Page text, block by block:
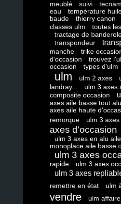
meublé suivi
eau
température
baude
thierry canon
classes ulm
toutes
tractage de
transpondeur
manche
trike
d'occasion
trouvez
occasion
types d'ulm
ulm ulm 2 axes
landray...
ulm 3 axes
composite occasion
axes aile basse tout
axes aile haute
remorque
ulm 3
axes d'occasion
ulm 3 axes en alu
monoplace aile basse
ulm 3 axes
rapide ulm 3 axes
ulm 3 axes
remettre en état ulm
vendre
ulm affaire